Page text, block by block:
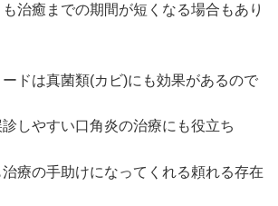
治癒までの期間が短くなる場合もあり
ドは真菌類(カビ)にも効果があるので
しやすい口角炎の治療にも役立ち
療の手助けになってくれる頼れる存在